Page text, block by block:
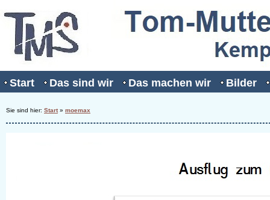
Start Das sind wir Das machen wir Bilder
Sie sind hier: Start» moemax